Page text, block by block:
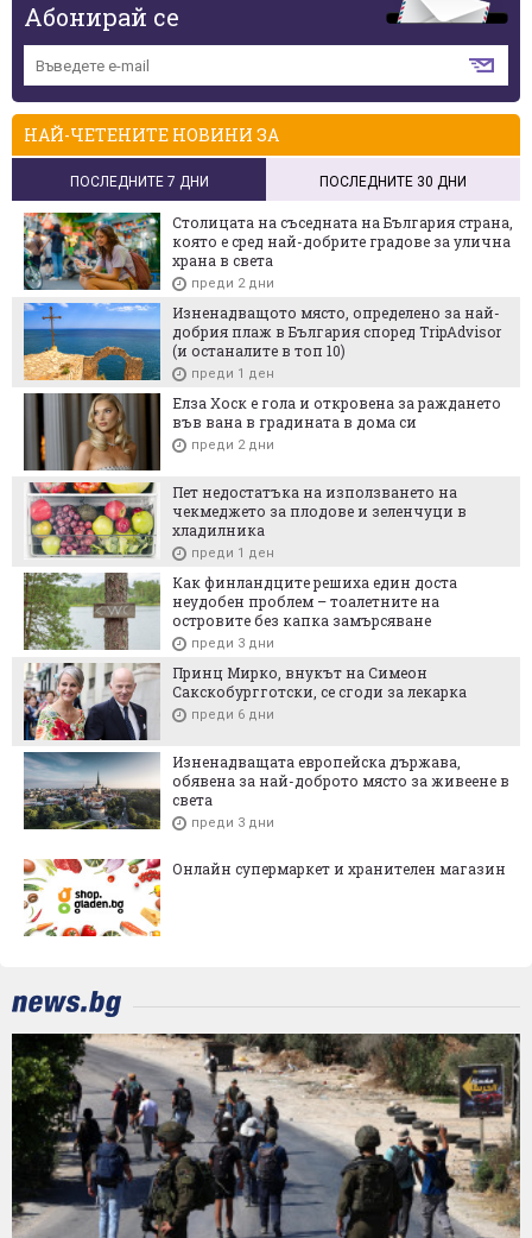
Абонирай се
НАЙ-ЧЕТЕНИТЕ НОВИНИ ЗА
ПОСЛЕДНИТЕ 7 ДНИ ПОСЛЕДНИТЕ 30 ДНИ
Столицата на съседната на България страна,
която е сред най-добрите градове за улична
храна в света
преди 2 дни
Изненадващото място, определено за най-
добрия плаж в България според TripAdvisor
(и останалите в топ 10)
преди 1 ден
Елза Хоск е гола и откровена за раждането
във вана в градината в дома си
преди 2 дни
Пет недостатъка на използването на
чекмеджето за плодове и зеленчуци в
хладилника
преди 1 ден
Как финландците решиха един доста
неудобен проблем – тоалетните на
островите без капка замърсяване
преди 3 дни
Принц Мирко, внукът на Симеон
Сакскобургготски, се сгоди за лекарка
преди 6 дни
Изненадващата европейска държава,
обявена за най-доброто място за живеене в
света
преди 3 дни
Онлайн супермаркет и хранителен магазин